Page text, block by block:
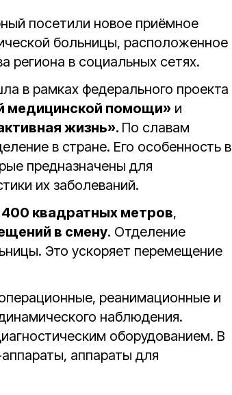
посетили новое приёмное
больницы, расположенное
региона в социальных сетях.
в рамках федерального проекта
медицинской помощи» и
жизнь». По славам
в стране. Его особенность в
предназначены для
их заболеваний.
400 квадратных метров,
в смену. Отделение
Это ускоряет перемещение
реанимационные и
наблюдения.
оборудованием. В
аппараты для